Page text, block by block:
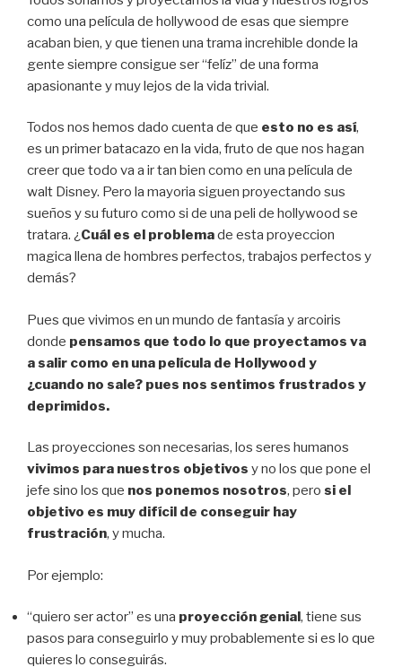
como una película de hollywood de esas que siempre
acaban bien, y que tienen una trama increhible donde la
gente siempre consigue ser “felíz” de una forma
apasionante y muy lejos de la vida trivial.
Todos nos hemos dado cuenta de que esto no es así,
es un primer batacazo en la vida, fruto de que nos hagan
creer que todo va a ir tan bien como en una película de
walt Disney. Pero la mayoria siguen proyectando sus
sueños y su futuro como si de una peli de hollywood se
tratara. ¿Cuál es el problemade esta proyeccion
magica llena de hombres perfectos, trabajos perfectos y
demás?
Pues que vivimos en un mundo de fantasía y arcoiris
donde pensamos que todo lo que proyectamos va
a salir como en una película de Hollywood y
¿cuando no sale? pues nos sentimos frustrados y
deprimidos.
Las proyecciones son necesarias, los seres humanos
vivimos para nuestros objetivos y no los que pone el
jefe sino los que nos ponemos nosotros, pero si el
objetivo es muy difícil de conseguir hay
frustración, y mucha.
Por ejemplo:
“quiero ser actor” es una proyección genial, tiene sus
pasos para conseguirlo y muy probablemente si es lo que
quieres lo conseguirás.